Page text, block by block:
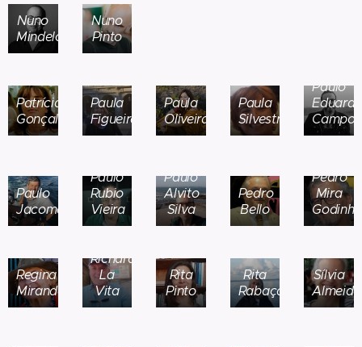
Nuno
Mindelo
Nuno
Pinto
Patrícia
Gonçalves
Paula
Figueiredo
Paula
Oliveira
Paula
Silvestre
Paulo
Campos
Paulo
Jacome
Paulo
Rubio
Vieira
Paulo
Alvito
Silva
Pedro
Bello
Pedro
Mira
Godinho
Regina
Miranda
Richard
La
Vita
Rita
Pinto
Rita
Rabaça
Sílvia
Almeida